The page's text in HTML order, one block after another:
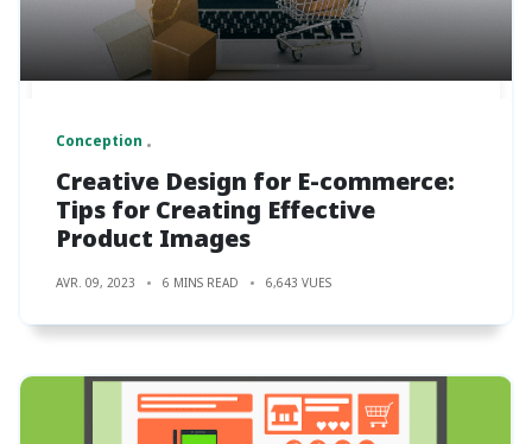
Conception
Creative Design for E-commerce:
Tips for Creating Effective
Product Images
AVR. 09, 2023 6 MINS READ 6,643 VUES